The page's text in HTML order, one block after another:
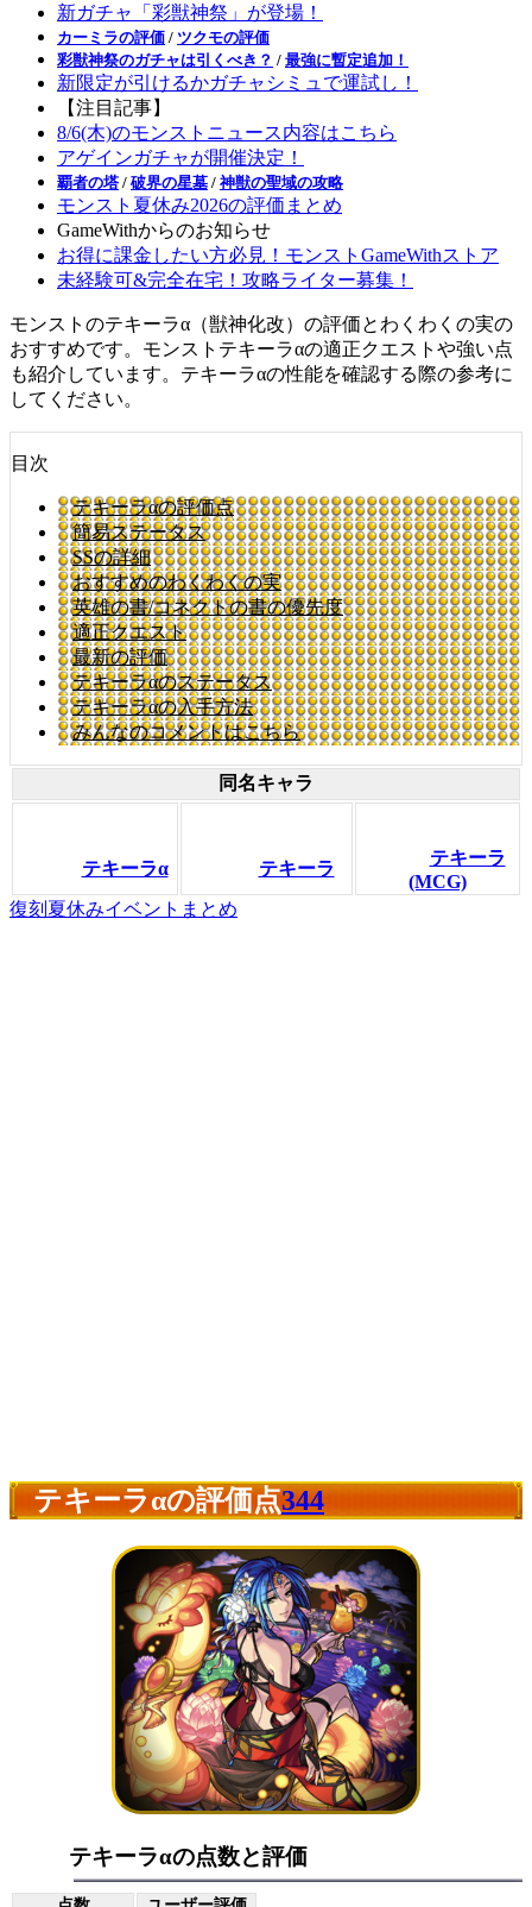
新ガチャ「彩獣神祭」が登場！
カーミラの評価 / ツクモの評価
彩獣神祭のガチャは引くべき？ / 最強に暫定追加！
新限定が引けるかガチャシミュで運試し！
【注目記事】
8/6(木)のモンストニュース内容はこちら
アゲインガチャが開催決定！
覇者の塔 / 破界の星墓 / 神獣の聖域の攻略
モンスト夏休み2026の評価まとめ
GameWithからのお知らせ
お得に課金したい方必見！モンストGameWithストア
未経験可&完全在宅！攻略ライター募集！
モンストのテキーラα（獣神化改）の評価とわくわくの実の
おすすめです。モンストテキーラαの適正クエストや強い点
も紹介しています。テキーラαの性能を確認する際の参考に
してください。
目次
テキーラαの評価点
簡易ステータス
SSの詳細
おすすめのわくわくの実
英雄の書/コネクトの書の優先度
適正クエスト
最新の評価
テキーラαのステータス
テキーラαの入手方法
みんなのコメントはこちら
同名キャラ
テキーラα テキーラ
テキーラ
(MCG)
復刻夏休みイベントまとめ
テキーラαの評価点344
テキーラαの点数と評価